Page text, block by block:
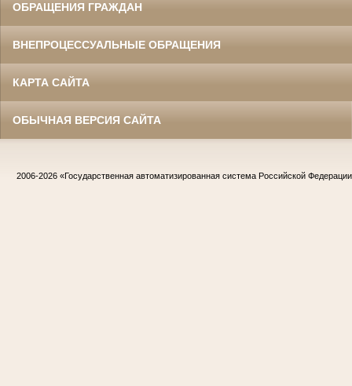
ОБРАЩЕНИЯ ГРАЖДАН
ВНЕПРОЦЕССУАЛЬНЫЕ ОБРАЩЕНИЯ
КАРТА САЙТА
ОБЫЧНАЯ ВЕРСИЯ САЙТА
2006-2026 «Государственная автоматизированная система Российской